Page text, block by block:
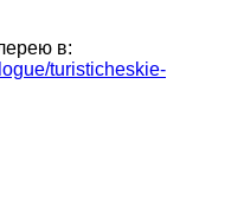
в:
turisticheskie-